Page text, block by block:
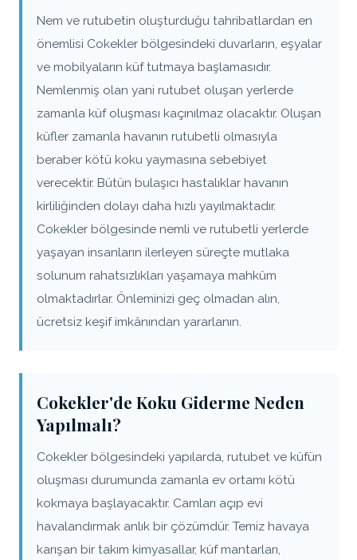
Nem ve rutubetin oluşturduğu tahribatlardan en
önemlisi Cokekler bölgesindeki duvarların, eşyalar
ve mobilyaların küf tutmaya başlamasıdır.
Nemlenmiş olan yani rutubet oluşan yerlerde
zamanla küf oluşması kaçınılmaz olacaktır. Oluşan
küfler zamanla havanın rutubetli olmasıyla
beraber kötü koku yaymasına sebebiyet
verecektir. Bütün bulaşıcı hastalıklar havanın
kirliliğinden dolayı daha hızlı yayılmaktadır.
Cokekler bölgesinde nemli ve rutubetli yerlerde
yaşayan insanların ilerleyen süreçte mutlaka
solunum rahatsızlıkları yaşamaya mahkûm
olmaktadırlar. Önleminizi geç olmadan alın,
ücretsiz keşif imkânından yararlanın.
Cokekler'de Koku Giderme Neden
Yapılmalı?
Cokekler bölgesindeki yapılarda, rutubet ve küfün
oluşması durumunda zamanla ev ortamı kötü
kokmaya başlayacaktır. Camları açıp evi
havalandırmak anlık bir çözümdür. Temiz havaya
karışan bir takım kimyasallar, küf mantarları,